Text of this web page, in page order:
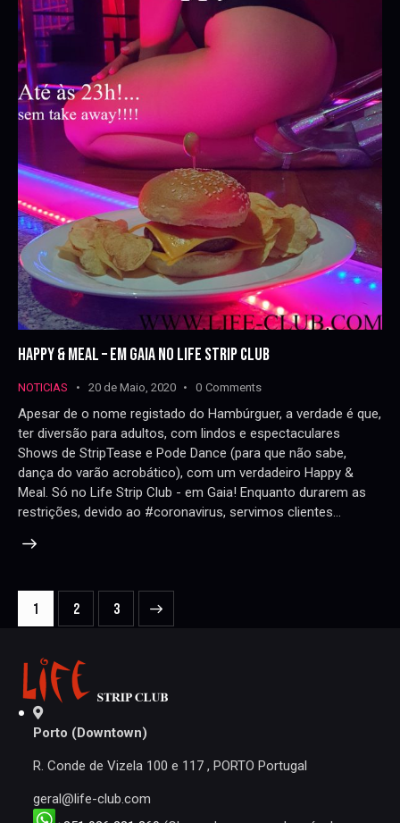
HAPPY & MEAL – EM GAIA NO LIFE STRIP CLUB
NOTICIAS 20 de Maio, 2020 0 Comments
Apesar de o nome registado do Hambúrguer, a verdade é que,
ter diversão para adultos, com lindos e espectaculares
Shows de StripTease e Pode Dance (para que não sabe,
dança do varão acrobático), com um verdadeiro Happy &
Meal. Só no Life Strip Club - em Gaia! Enquanto durarem as
restrições, devido ao #coronavirus, servimos clientes…
NAVEGAÇÃO
DE
Page
1 Page
2 Page
3
Porto (Downtown)
R. Conde de Vizela 100 e 117 , PORTO Portugal
geral@life-club.com